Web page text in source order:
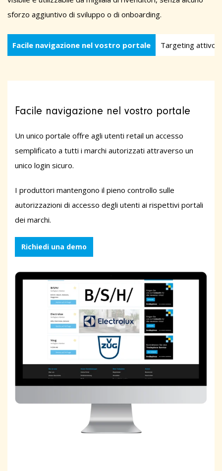
sforzo aggiuntivo di sviluppo o di onboarding.
Facile navigazione nel vostro portale Targeting attivo
Facile navigazione nel vostro portale
Un unico portale offre agli utenti retail un accesso
semplificato a tutti i marchi autorizzati attraverso un
unico login sicuro.
I produttori mantengono il pieno controllo sulle
autorizzazioni di accesso degli utenti ai rispettivi portali
dei marchi.
Richiedi una demo